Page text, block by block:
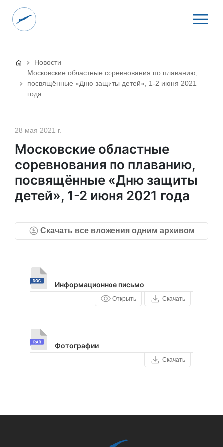
Новости
Московские областные соревнования по плаванию,
посвящённые «Дню защиты детей», 1-2 июня 2021
года
28 мая 2021 г.
Московские областные
соревнования по плаванию,
посвящённые «Дню защиты
детей», 1-2 июня 2021 года
Скачать все вложения одним архивом
Информационное письмо
Открыть Скачать
Фотографии
Скачать